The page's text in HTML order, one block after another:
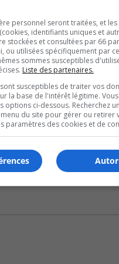
à cette forme de
« inéquitable ».
une demande en ce
personnel seront traitées, et
identifiants uniques et
stockées et consultées par 66
ou utilisées spécifiquement par
sommes susceptibles
Liste des partenaires.
susceptibles de traiter vos
la base de l'intérêt légitime.
options ci-dessous. Recherchez
du site pour gérer ou retirer
paramètres des cookies et de